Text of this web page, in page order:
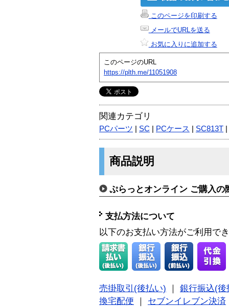
このページを印刷する
メールでURLを送る
お気に入りに追加する
このページのURL
https://plth.me/11051908
関連カテゴリ
PCパーツ SC PCケース SC813T
商品説明
ぷらっとオンライン ご購入の
支払方法について
以下のお支払い方法がご利用で
売掛取引(後払い)
銀行振込(後
換宅配便
セブンイレブン決済